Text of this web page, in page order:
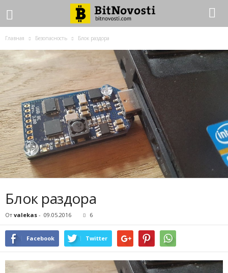
Главная Безопасность Блок раздора
Блок раздора
От valekas - 09.05.2016 6
Facebook Twitter